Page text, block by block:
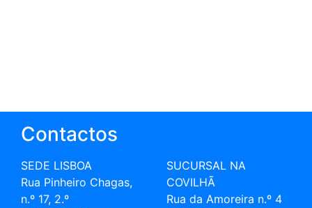
Contactos
SEDE LISBOA
Rua Pinheiro Chagas,
n.º 17, 2.º
SUCURSAL NA
COVILHÃ
Rua da Amoreira n.º 4